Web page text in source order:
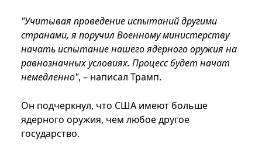
"Учитывая проведение испытаний другими
странами, я поручил Военному министерству
начать испытание нашего ядерного оружия на
равнозначных условиях. Процесс будет начат
немедленно", – написал Трамп.
Он подчеркнул, что США имеют больше
ядерного оружия, чем любое другое
государство.